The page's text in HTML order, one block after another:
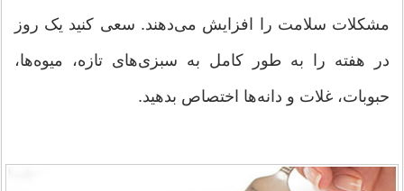
مشکلات سلامت را افزایش می‌دهند. سعی کنید یک روز
در هفته را به طور کامل به سبزی‌های تازه، میوه‌ها،
حبوبات، غلات و دانه‌ها اختصاص بدهید.